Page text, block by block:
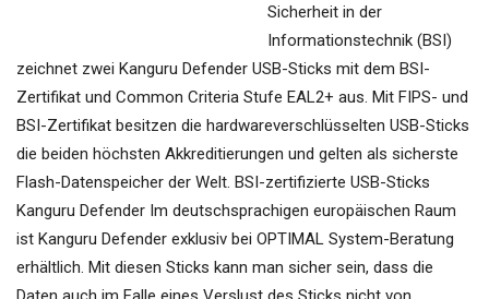
Sicherheit in der
Informationstechnik (BSI)
zeichnet zwei Kanguru Defender USB-Sticks mit dem BSI-
Zertifikat und Common Criteria Stufe EAL2+ aus. Mit FIPS- und
BSI-Zertifikat besitzen die hardwareverschlüsselten USB-Sticks
die beiden höchsten Akkreditierungen und gelten als sicherste
Flash-Datenspeicher der Welt. BSI-zertifizierte USB-Sticks
Kanguru Defender Im deutschsprachigen europäischen Raum
ist Kanguru Defender exklusiv bei OPTIMAL System-Beratung
erhältlich. Mit diesen Sticks kann man sicher sein, dass die